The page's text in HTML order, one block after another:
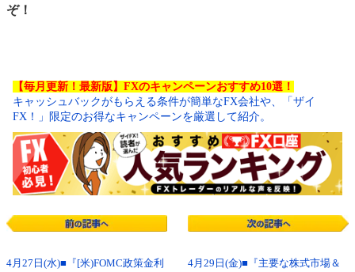
ぞ！
【毎月更新！最新版】FXのキャンペーンおすすめ10選！
キャッシュバックがもらえる条件が簡単なFX会社や、「ザイ
FX！」限定のお得なキャンペーンを厳選して紹介。
4月27日(水)■『[米)FOMC政策金利 4月29日(金)■『主要な株式市場＆